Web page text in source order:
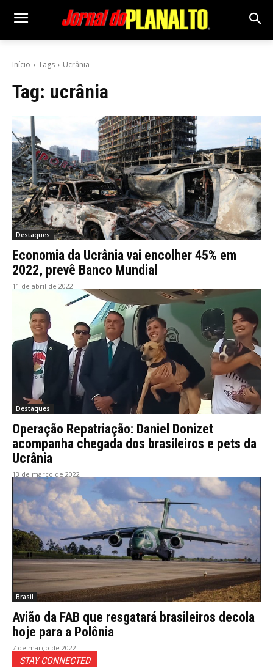
Início Tags Ucrânia
Tag: ucrânia
Destaques
Economia da Ucrânia vai encolher 45% em
2022, prevê Banco Mundial
11 de abril de 2022
Destaques
Operação Repatriação: Daniel Donizet
acompanha chegada dos brasileiros e pets da
Ucrânia
13 de março de 2022
Brasil
Avião da FAB que resgatará brasileiros decola
hoje para a Polônia
7 de março de 2022
STAY CONNECTED